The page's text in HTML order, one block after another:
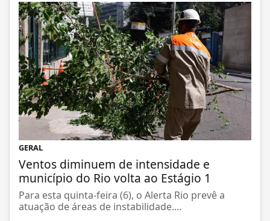
GERAL
Ventos diminuem de intensidade e
município do Rio volta ao Estágio 1
Para esta quinta-feira (6), o Alerta Rio prevê a
atuação de áreas de instabilidade....